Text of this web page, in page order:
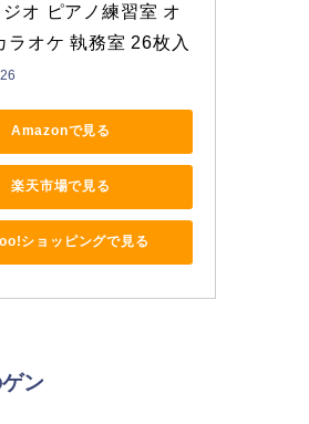
ジオ ピアノ練習室 オ
ラオケ 執務室 26枚入
Amazonで見る
楽天市場で見る
ショッピングで見る
ン